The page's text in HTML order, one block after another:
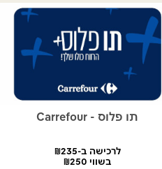
תו פלוס - Carrefour
לרכישה ב-₪235
בשווי ₪250